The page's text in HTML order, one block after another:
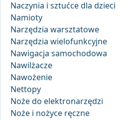
Naczynia i sztućce dla dzieci
Namioty
Narzędzia warsztatowe
Narzędzia wielofunkcyjne
Nawigacja samochodowa
Nawilżacze
Nawożenie
Nettopy
Noże do elektronarzędzi
Noże i nożyce ręczne